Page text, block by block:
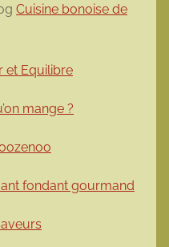
Cuisine bonoise de
et Equilibre
mange ?
fondant gourmand